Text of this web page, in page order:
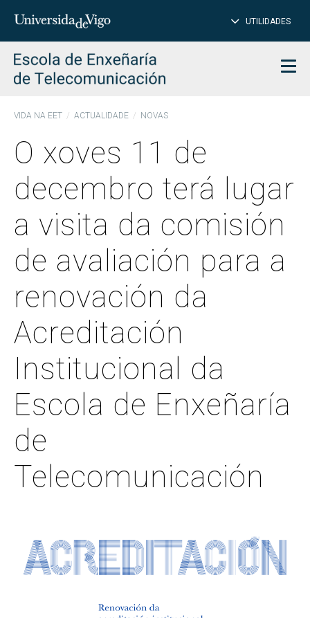
Introduce
para
buscar
UTILIDADES
VIDA NA EET ACTUALIDADE NOVAS
O xoves 11 de
decembro terá lugar
a visita da comisión
de avaliación para a
renovación da
Acreditación
Institucional da
Escola de Enxeñaría
de
Telecomunicación